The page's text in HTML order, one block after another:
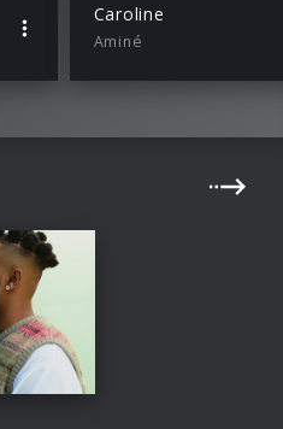
Caroline
Aminé